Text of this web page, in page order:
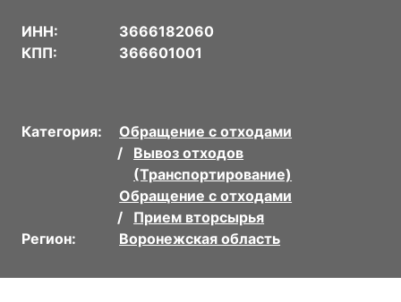
ИНН:
3666182060
КПП:
366601001
Категория:
Обращение с отходами
Вывоз отходов
(Транспортирование)
Обращение с отходами
Прием вторсырья
Регион:
Воронежская область